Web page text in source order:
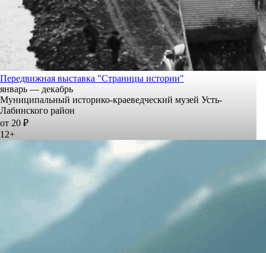
Передвижная выставка "Страницы истории"
январь — декабрь
Муниципальный историко-краеведческий музей Усть-
Лабинского район
от 20 ₽
12+